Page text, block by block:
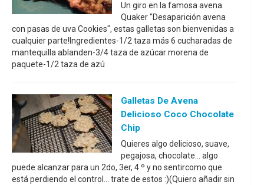
Un giro en la famosa avena
Quaker "Desaparición avena
con pasas de uva Cookies", estas galletas son bienvenidas a
cualquier parte!Ingredientes-1/2 taza más 6 cucharadas de
mantequilla ablanden-3/4 taza de azúcar morena de
paquete-1/2 taza de azú
Galletas De Avena
Delicioso Coco Chocolate
Chip
Quieres algo delicioso, suave,
pegajosa, chocolate... algo
puede alcanzar para un 2do, 3er, 4 º y no sentircomo que
está perdiendo el control... trate de estos :)(Quiero añadir sin